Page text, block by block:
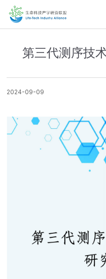
第三代测序技
2024-09-09
姓名